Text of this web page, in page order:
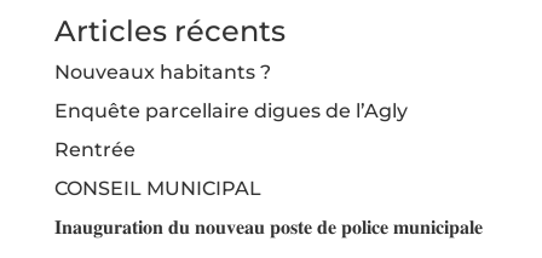
Articles récents
Nouveaux habitants ?
Enquête parcellaire digues de l’Agly
Rentrée
CONSEIL MUNICIPAL
𝐈𝐧𝐚𝐮𝐠𝐮𝐫𝐚𝐭𝐢𝐨𝐧 𝐝𝐮 𝐧𝐨𝐮𝐯𝐞𝐚𝐮 𝐩𝐨𝐬𝐭𝐞 𝐝𝐞 𝐩𝐨𝐥𝐢𝐜𝐞 𝐦𝐮𝐧𝐢𝐜𝐢𝐩𝐚𝐥𝐞